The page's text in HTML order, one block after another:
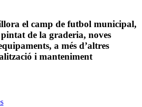
el camp de futbol municipal,
de la graderia, noves
a més d’altres
i manteniment